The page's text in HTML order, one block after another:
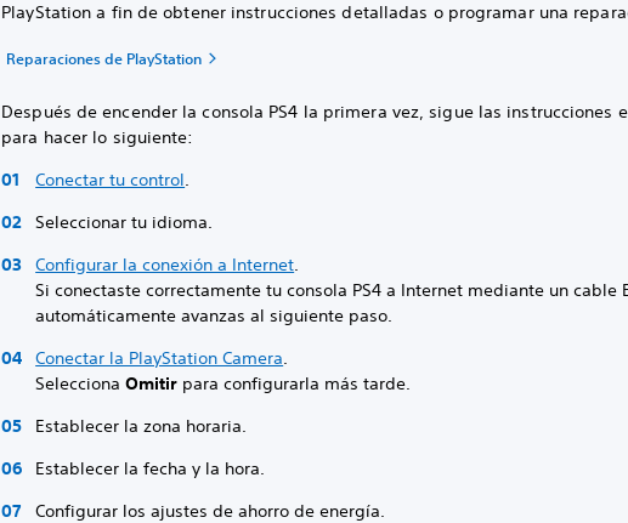
PlayStation a fin de obtener instrucciones detalladas o programar una
Reparaciones de PlayStation
Después de encender la consola PS4 la primera vez, sigue las instrucciones
para hacer lo siguiente:
Conectar tu control.
Seleccionar tu idioma.
Configurar la conexión a Internet.
Si conectaste correctamente tu consola PS4 a Internet mediante un cable
automáticamente avanzas al siguiente paso.
Conectar la PlayStation Camera.
SeleccionaOmitir para configurarla más tarde.
Establecer la zona horaria.
Establecer la fecha y la hora.
Configurar los ajustes de ahorro de energía.